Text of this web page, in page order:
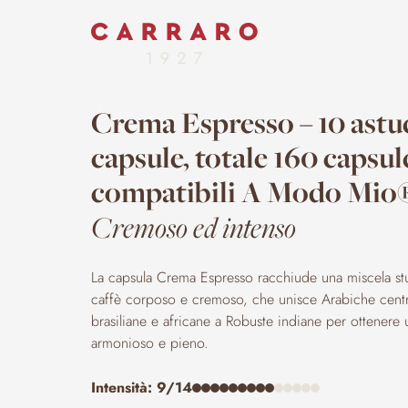
Crema Espresso – 10
capsule, totale 160
compatibili A Modo
Cremoso ed intenso
La capsula Crema Espresso racchiude una miscela
caffè corposo e cremoso, che unisce Arabiche
brasiliane e africane a Robuste indiane per ottenere
armonioso e pieno.
Intensità: 9/14